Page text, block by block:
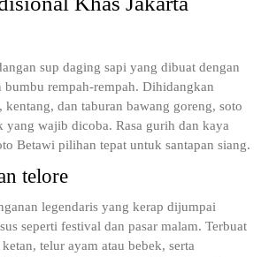
sup daging sapi yang dibuat dengan
bumbu rempah-rempah. Dihidangkan
kentang, dan taburan bawang goreng, soto
yang wajib dicoba. Rasa gurih dan kaya
Betawi pilihan tepat untuk santapan siang.
telore
legendaris yang kerap dijumpai
seperti festival dan pasar malam. Terbuat
telur ayam atau bebek, serta